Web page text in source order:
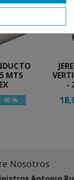
MTS
40 %
-
Nosotros